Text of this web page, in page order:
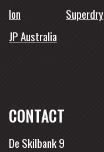
Ion
Superdry
JP Australia
CONTACT
De Skilbank 9